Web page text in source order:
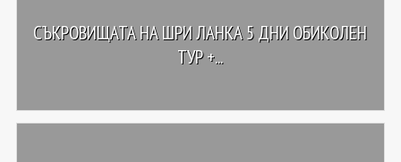
СЪКРОВИЩАТА НА ШРИ ЛАНКА 5 ДНИ ОБИКОЛЕН
ТУР +...